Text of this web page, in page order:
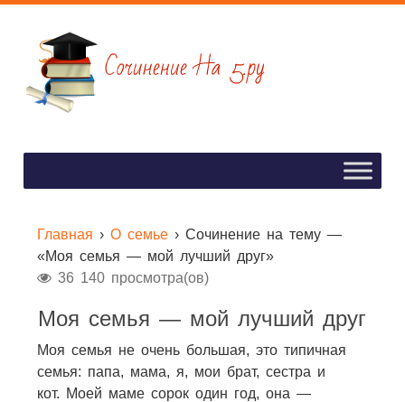
Главная › О семье› Сочинение на тему —
«Моя семья — мой лучший друг»
36 140 просмотра(ов)
Моя семья — мой лучший друг
Моя семья не очень большая, это типичная
семья: папа, мама, я, мои брат, сестра и
кот. Моей маме сорок один год, она —